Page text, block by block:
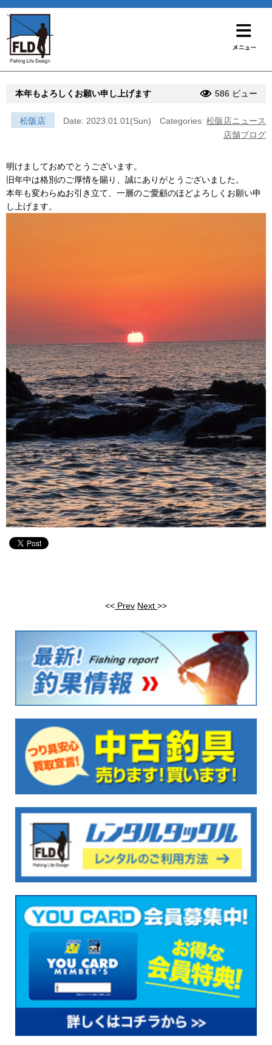
本年もよろしくお願い申し上げます 586 ビュー
松阪店 Date: 2023.01.01(Sun) Categories: 松阪店ニュース
店舗ブログ
明けましておめでとうございます。
旧年中は格別のご厚情を賜り、誠にありがとうございました。
本年も変わらぬお引き立て、一層のご愛顧のほどよろしくお願い申
し上げます。
<< Prev Next >>